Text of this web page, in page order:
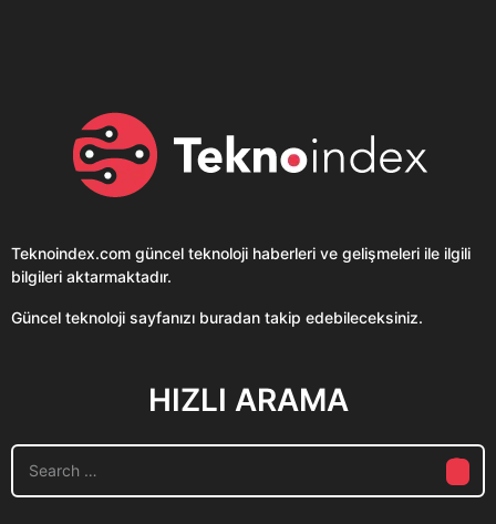
Teknoindex.com güncel teknoloji haberleri ve gelişmeleri ile ilgili
bilgileri aktarmaktadır.
Güncel teknoloji sayfanızı buradan takip edebileceksiniz.
HIZLI ARAMA
S
a